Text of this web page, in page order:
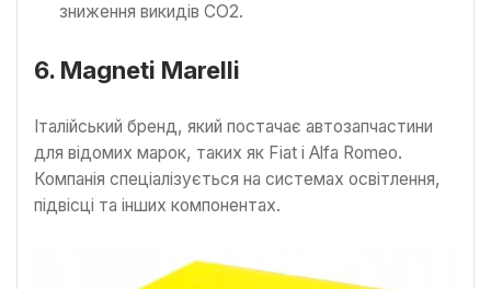
зниження викидів СО2.
6. Magneti Marelli
Італійський бренд, який постачає автозапчастини
для відомих марок, таких як Fiat і Alfa Romeo.
Компанія спеціалізується на системах освітлення,
підвісці та інших компонентах.